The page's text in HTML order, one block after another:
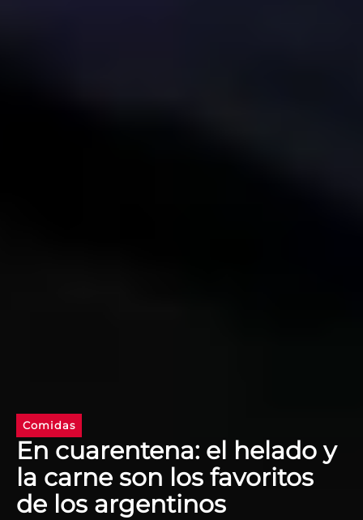
Comidas
En cuarentena: el helado y
la carne son los favoritos
de los argentinos